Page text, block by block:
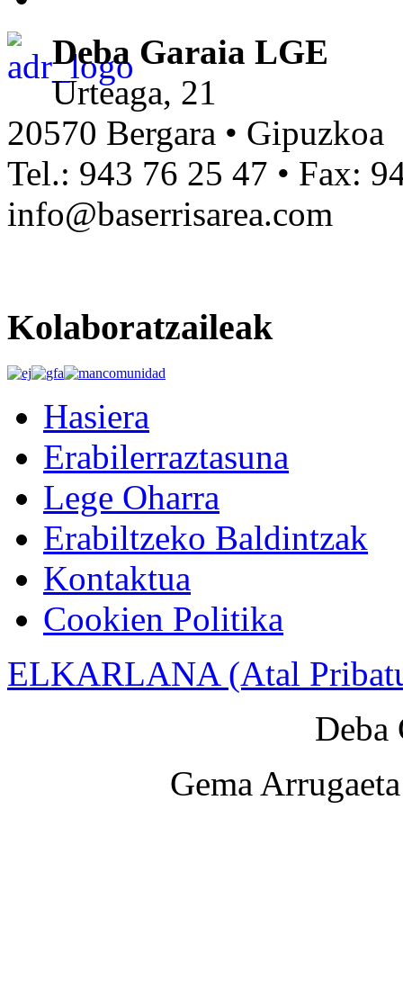
Deba Garaia LGE
Urteaga, 21
20570 Bergara • Gipuzkoa
Tel.: 943 76 25 47 • Fax:
info@baserrisarea.com
Kolaboratzaileak
Hasiera
Erabilerraztasuna
Lege Oharra
Erabiltzeko Baldintzak
Kontaktua
Cookien Politika
ELKARLANA (Atal
Deba
Gema